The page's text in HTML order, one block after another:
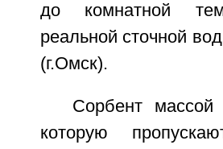
до комнатной
реальной сточной
(г.Омск).
Сорбент
которую